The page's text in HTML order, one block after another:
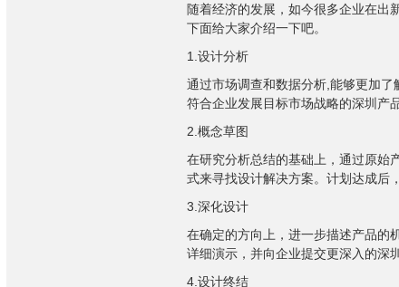
随着经济的发展，如今很多企业在出
下面给大家介绍一下吧。
1.设计分析
通过市场调查和数据分析 ,能够更加了
符合企业发展目标市场战略的深圳产
2.概念草图
在研究分析总结的基础上，通过原始
式来寻找设计解决方案。计划达成后
3.深化设计
在确定的方向上，进一步描述产品的
详细演示，并向企业提交更深入的深
4.设计终结